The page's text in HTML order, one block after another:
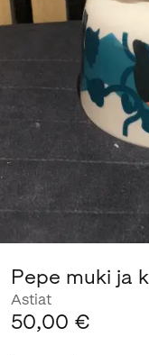
Pepe muki ja
Astiat
50,00 €